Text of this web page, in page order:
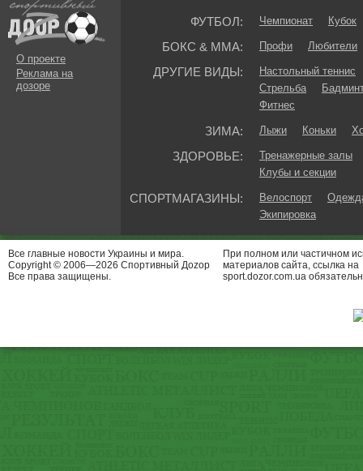
О проекте
Реклама на
дозоре
ФУТБОЛ: Чемпионат Кубок
БОКС & ММА: Профи Любители
ДРУГИЕ ВИДЫ:
Настольный теннис
Стрельба
Фитнес
ЗИМА: Лыжи Коньки
ЗДОРОВЬЕ:
Тренажерные залы
Клубы и секции
СПОРТМАГАЗИНЫ: Велоспорт
Экипировка
Все главные новости Украины и мира.
Copyright © 2006—2026 Спортивный Доzор
Все права защищены.
При полном или частичном
материалов сайта, ссылка на
sport.dozor.com.ua